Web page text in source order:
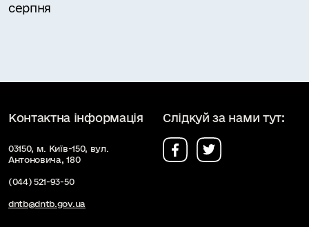
серпня
Контактна інформація
03150, м. Київ-150, вул.
Антоновича, 180
(044) 521-93-50
dntb@dntb.gov.ua
Слідкуй за нами тут: